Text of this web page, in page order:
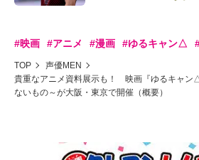
#映画 #アニメ #漫画 #ゆるキャン△
TOP
声優MEN
貴重なアニメ資料展示も！ 映画『ゆるキャン
ないもの～が大阪・東京で開催（概要）